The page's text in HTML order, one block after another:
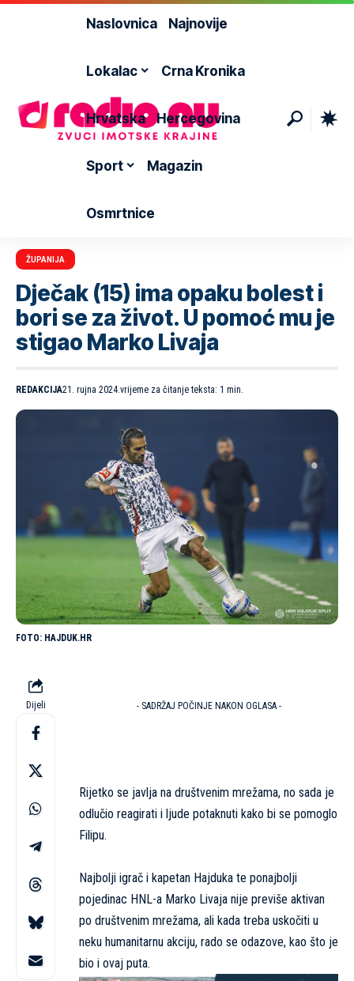
Naslovnica Najnovije
Lokalac Crna Kronika
Hrvatska Hercegovina
Sport Magazin
Osmrtnice
ŽUPANIJA
Dječak (15) ima opaku bolest i
bori se za život. U pomoć mu je
stigao Marko Livaja
REDAKCIJA21. rujna 2024.vrijeme za čitanje teksta: 1 min.
HAJDUK.HR
Dijeli - SADRŽAJ POČINJE NAKON OGLASA -
Rijetko se javlja na društvenim mrežama, no sada je
odlučio reagirati i ljude potaknuti kako bi se pomoglo
Filipu.
Najbolji igrač i kapetan Hajduka te ponajbolji
pojedinac HNL-a Marko Livaja nije previše aktivan
po društvenim mrežama, ali kada treba uskočiti u
neku humanitarnu akciju, rado se odazove, kao što je
bio i ovaj puta.